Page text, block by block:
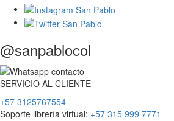
@sanpablocol
SERVICIO AL CLIENTE
+57 3125767554
Soporte librería virtual: +57 315 999 7771